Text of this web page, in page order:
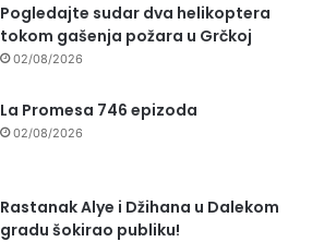
Pogledajte sudar dva helikoptera
tokom gašenja požara u Grčkoj
02/08/2026
La Promesa 746 epizoda
02/08/2026
Rastanak Alye i Džihana u Dalekom
gradu šokirao publiku!